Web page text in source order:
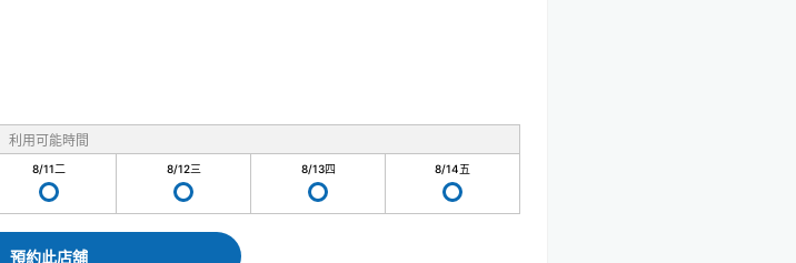
利用可能時間
8/11二 8/12三 8/13四 8/14五
預約此店舖